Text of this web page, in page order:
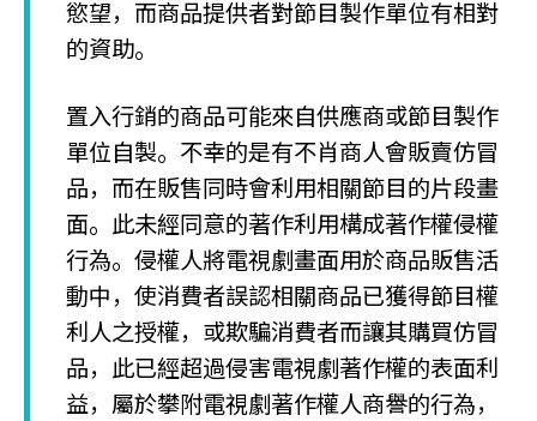
慾望，而商品提供者對節目製作單位有相對
的資助。
置入行銷的商品可能來自供應商或節目製作
單位自製。不幸的是有不肖商人會販賣仿冒
品，而在販售同時會利用相關節目的片段畫
面。此未經同意的著作利用構成著作權侵權
行為。侵權人將電視劇畫面用於商品販售活
動中，使消費者誤認相關商品已獲得節目權
利人之授權，或欺騙消費者而讓其購買仿冒
品，此已經超過侵害電視劇著作權的表面利
益，屬於攀附電視劇著作權人商譽的行為，